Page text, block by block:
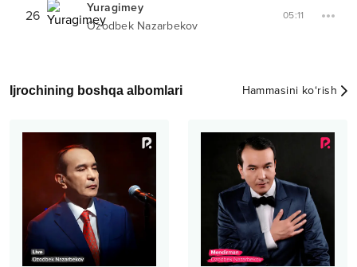
26
Yuragimey
Ozodbek Nazarbekov
05:11
Ijrochining boshqa albomlari Hammasini ko‘rish